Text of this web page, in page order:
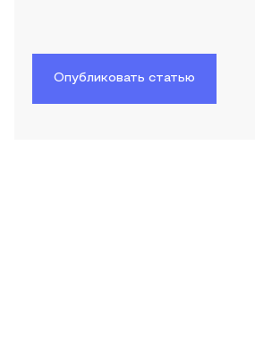
Опубликовать статью